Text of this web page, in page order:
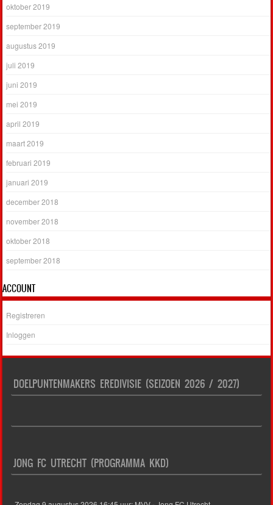
oktober 2019
september 2019
augustus 2019
juli 2019
juni 2019
mei 2019
april 2019
maart 2019
februari 2019
januari 2019
december 2018
november 2018
oktober 2018
september 2018
ACCOUNT
Registreren
Inloggen
DOELPUNTENMAKERS EREDIVISIE (SEIZOEN 2026 / 2027)
JONG FC UTRECHT (PROGRAMMA KKD)